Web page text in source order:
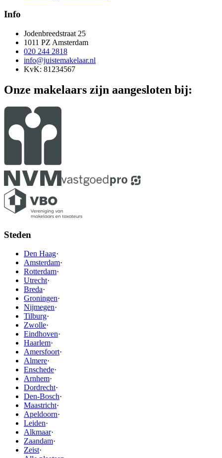
Info
Jodenbreedstraat 25
1011 PZ Amsterdam
020 244 2818
info@juistemakelaar.nl
KvK: 81234567
Onze makelaars zijn aangesloten bij:
Steden
Den Haag·
Amsterdam·
Rotterdam·
Utrecht·
Breda·
Groningen·
Nijmegen·
Tilburg·
Zwolle·
Eindhoven·
Haarlem·
Amersfoort·
Almere·
Enschede·
Arnhem·
Dordrecht·
Den-Bosch·
Maastricht·
Apeldoorn·
Leiden·
Alkmaar·
Zaandam·
Zeist·